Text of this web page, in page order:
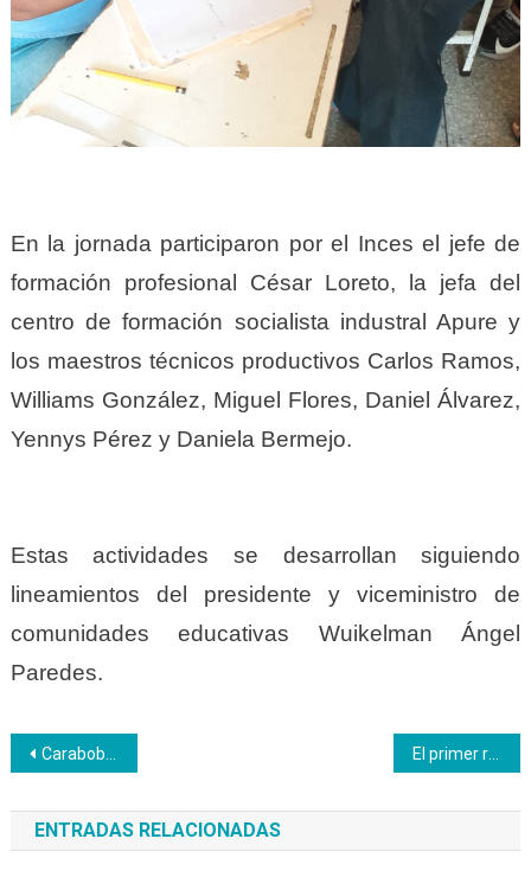
En la jornada participaron por el Inces el jefe de
formación profesional César Loreto, la jefa del
centro de formación socialista industral Apure y
los maestros técnicos productivos Carlos Ramos,
Williams González, Miguel Flores, Daniel Álvarez,
Yennys Pérez y Daniela Bermejo.
Estas actividades se desarrollan siguiendo
lineamientos del presidente y viceministro de
comunidades educativas Wuikelman Ángel
Paredes.
Navegación
de
entradas
Carabobo | Inces Carabobo inicia Plan Nacional de Formación de Formadores El primer récord alcanzado en los V Juegos Deportivos del Alba fue la construcción de su pebetero
ENTRADAS RELACIONADAS